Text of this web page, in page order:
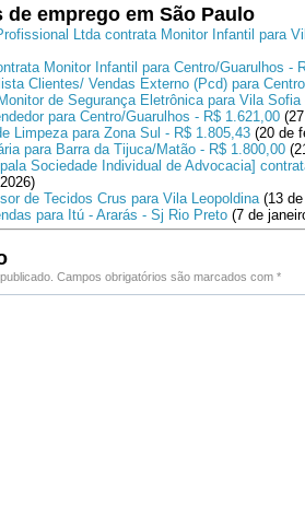
emprego em São Paulo
Ltda contrata Monitor Infantil para
Monitor Infantil para Centro/Guarulhos -
Clientes/ Vendas Externo (Pcd) para
de Segurança Eletrônica para Vila Sofia
para Centro/Guarulhos - R$ 1.621,00
Limpeza para Zona Sul - R$ 1.805,43 (20 de
para Barra da Tijuca/Matão - R$ 1.800,00
Sociedade Individual de Advocacia]
de Tecidos Crus para Vila Leopoldina(13 de
para Itú - Ararás - Sj Rio Preto (7 de
Campos obrigatórios são marcados com *